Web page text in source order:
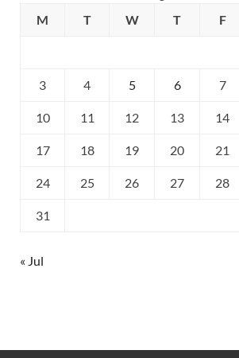
M
T W T F
3 4 5 6 7
10 11 12 13 14
17 18 19 20 21
24 25 26 27 28
31
« Jul